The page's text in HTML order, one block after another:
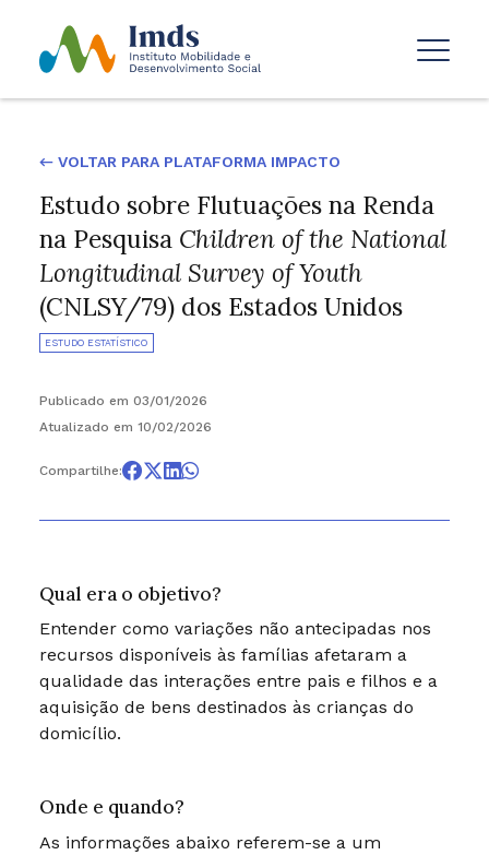
← VOLTAR PARA PLATAFORMA IMPACTO
Estudo sobre Flutuações na Renda
na Pesquisa Children of the National
Longitudinal Survey of Youth
(CNLSY/79) dos Estados Unidos
ESTUDO ESTATÍSTICO
Publicado em 03/01/2026
Atualizado em 10/02/2026
Compartilhe:
Qual era o objetivo?
Entender como variações não antecipadas nos
recursos disponíveis às famílias afetaram a
qualidade das interações entre pais e filhos e a
aquisição de bens destinados às crianças do
domicílio.
Onde e quando?
As informações abaixo referem-se a um